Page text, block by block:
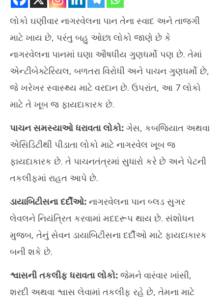
September
24, 2025
લોકો ઘણીવાર નાગરવેલના પાન તેના સ્વાદ અને તાજગી
માટે ખાય છે, પરંતુ બહુ ઓછા લોકો જાણે છે કે
નાગરવેલના પાનમાં ઘણા ઔષધીય ગુણધર્મો પણ છે. તેમાં
એન્ટીબેક્ટેરિયલ, બળતરા વિરોધી અને પાચન ગુણધર્મો છે,
જે ખરેખર સ્વાસ્થ્ય માટે વરદાન છે. ઉપરાંત, આ 7 લોકો
માટે તે ખૂબ જ ફાયદાકારક છે.
પાચન સમસ્યાઓ ધરાવતા લોકો: ગેસ, કબજિયાત અથવા
એસિડિટીથી પીડાતા લોકો માટે નાગરવેલ ખૂબ જ
ફાયદાકારક છે. તે પાચનતંત્રમાં સુધારો કરે છે અને પેટની
તકલીફમાં રાહત આપે છે.
ડાયાબિટીસના દર્દીઓ: નાગરવેલના પાન બ્લડ સુગર
લેવલને નિયંત્રિત કરવામાં મદદરૂપ થાય છે. સંશોધન
મુજબ, તેનું સેવન ડાયાબિટીસના દર્દીઓ માટે ફાયદાકારક
બની શકે છે.
શ્વાસની તકલીફ ધરાવતા લોકો: જેમને વારંવાર ખાંસી,
શરદી અથવા શ્વાસ લેવામાં તકલીફ રહે છે, તેમના માટે